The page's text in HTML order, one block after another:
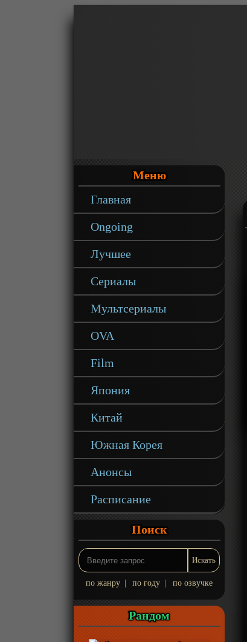
Меню
Главная
Ongoing
Лучшее
Сериалы
Мультсериалы
OVA
Film
Япония
Китай
Южная Корея
Анонсы
Расписание
Поиск
по жанру по году по озвучке
Рандом